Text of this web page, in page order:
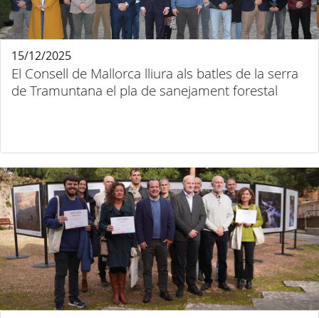
El Consell de Mallorca lliura als batles de la serra
de Tramuntana el pla de sanejament forestal
15/12/2025